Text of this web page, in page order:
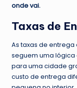
onde vai.
Taxas de
As taxas de
seguem uma lógica
para uma cidade
custo de entrega